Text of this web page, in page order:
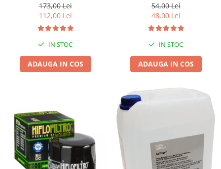
173,00 Lei
112,00 Lei
IN STOC
ADAUGA IN COS
54,00 Lei
48,00 Lei
IN STOC
ADAUGA IN COS